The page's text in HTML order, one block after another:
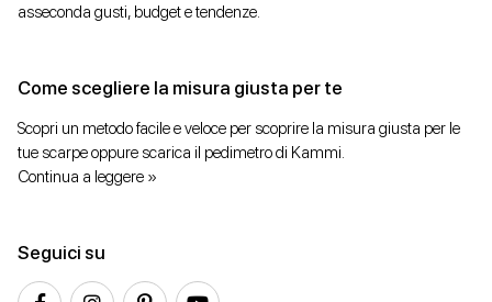
asseconda gusti, budget e tendenze.
Come scegliere la misura giusta per te
Scopri un metodo facile e veloce per scoprire la misura giusta per le
tue scarpe oppure scarica il pedimetro di Kammi.
Continua a leggere »
Seguici su